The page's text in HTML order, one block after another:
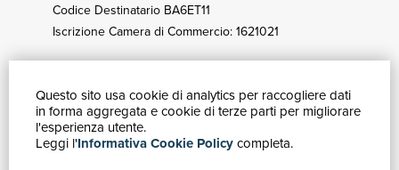
Questo sito usa cookie di analytics per raccogliere dati
in forma aggregata e cookie di terze parti per migliorare
l'esperienza utente.
Leggi l'Informativa Cookie Policycompleta.
Codice Destinatario BA6ET11
Iscrizione Camera di Commercio: 1621021
GUIDA ACQUISTI
Ricerca avanzata